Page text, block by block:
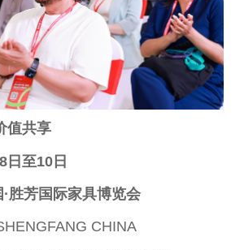
值共享
日至10日
胜芳国际家具博览会
CHINA